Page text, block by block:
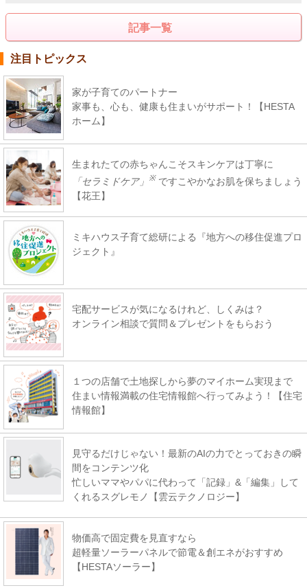
記事一覧
注目トピックス
家が子育てのパートナー
家事も、心も、健康も住まいがサポート！【HESTA
ホーム】
生まれたての赤ちゃんこそスキンケアは丁寧に
「セラミドケア」
※ ですこやかなお肌を保ちましょう
【花王】
ミキハウス子育て総研による『地方への移住促進プロ
ジェクト』
宅配サービスが気になるけれど、しくみは？
オンライン相談で質問＆プレゼントをもらおう
１つの店舗で土地探しから夢のマイホーム実現まで
住まい情報満載の住宅情報館へ行ってみよう！【住宅
情報館】
見守るだけじゃない！最新のAIの力でとっておきの瞬
間をコンテンツ化
忙しいママやパパに代わって「記録」&「編集」して
くれるスグレモノ【雲云テクノロジー】
物価高で固定費を見直すなら
超軽量ソーラーパネルで節電＆創エネがおすすめ
【HESTAソーラー】